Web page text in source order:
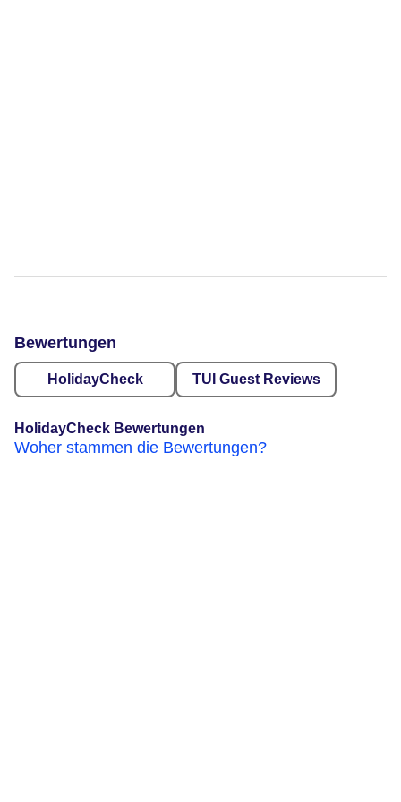
Bewertungen
HolidayCheck TUI Guest Reviews
HolidayCheck Bewertungen
Woher stammen die Bewertungen?